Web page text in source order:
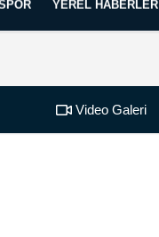
YEREL HABERLER
Video Galeri